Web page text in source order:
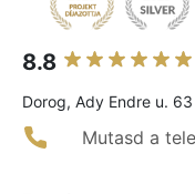
8.8
Dorog, Ady Endre u. 63
Mutasd a